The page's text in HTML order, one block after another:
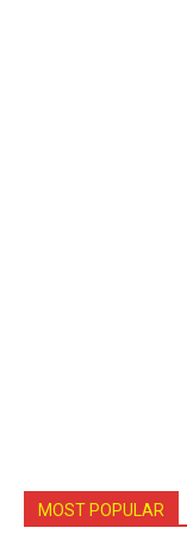
MOST POPULAR